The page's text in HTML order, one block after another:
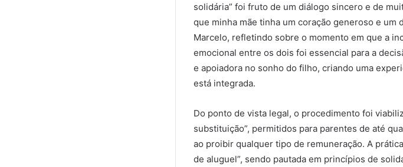
solidária” foi fruto de um diálogo sincero e de
que minha mãe tinha um coração generoso e um
Marcelo, refletindo sobre o momento em que a
emocional entre os dois foi essencial para a
e apoiadora no sonho do filho, criando uma
está integrada.
Do ponto de vista legal, o procedimento foi
substituição”, permitidos para parentes de até
ao proibir qualquer tipo de remuneração. A
de aluguel”, sendo pautada em princípios de